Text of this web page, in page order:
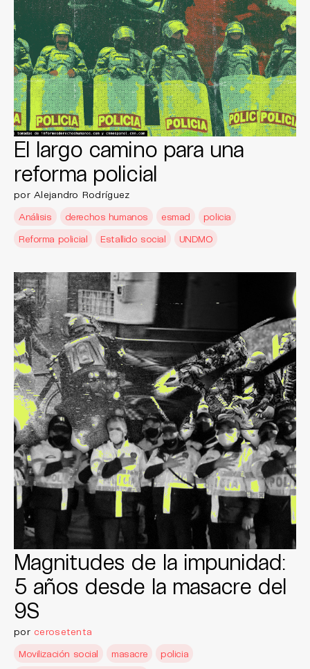
El largo camino para una
reforma policial
por Alejandro Rodríguez
Análisis
derechos humanos esmad
policia
Reforma policial
Estallido social UNDMO
Magnitudes de la impunidad:
5 años desde la masacre del
9S
por cerosetenta
Movilización social
masacre
policia